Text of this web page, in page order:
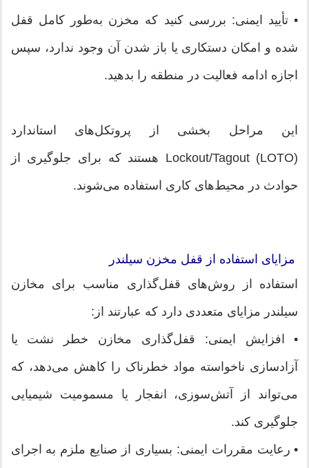
• تأیید ایمنی: بررسی کنید که مخزن به‌طور کامل قفل
شده و امکان دستکاری یا باز شدن آن وجود ندارد، سپس
اجازه ادامه فعالیت در منطقه را بدهید.
این مراحل بخشی از پروتکل‌های استاندارد
Lockout/Tagout (LOTO) هستند که برای جلوگیری از
حوادث در محیط‌های کاری استفاده می‌شوند.
مزایای استفاده از قفل مخزن سیلندر
استفاده از روش‌های قفل‌گذاری مناسب برای مخازن
سیلندر مزایای متعددی دارد که عبارتند از:
• افزایش ایمنی: قفل‌گذاری مخازن خطر نشت یا
آزادسازی ناخواسته مواد خطرناک را کاهش می‌دهد، که
می‌تواند از آتش‌سوزی، انفجار یا مسمومیت شیمیایی
جلوگیری کند.
• رعایت مقررات ایمنی: بسیاری از صنایع ملزم به اجرای